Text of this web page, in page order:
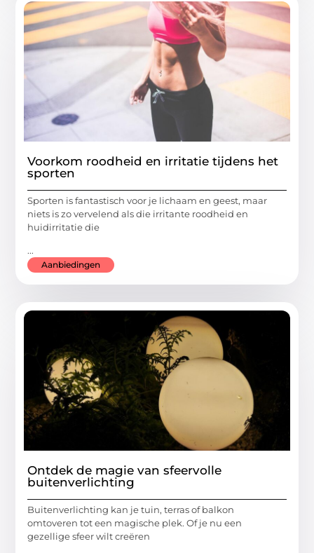
Voorkom roodheid en irritatie tijdens het
sporten
Sporten is fantastisch voor je lichaam en geest, maar
niets is zo vervelend als die irritante roodheid en
huidirritatie die
...
Aanbiedingen
Ontdek de magie van sfeervolle
buitenverlichting
Buitenverlichting kan je tuin, terras of balkon
omtoveren tot een magische plek. Of je nu een
gezellige sfeer wilt creëren